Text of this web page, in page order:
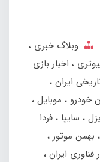
وبلاگ خبری
اخبار بازی
ایران
خودرو
موبایل
سایپا
فردا
بهمن‌ موتور
فناوری ایران